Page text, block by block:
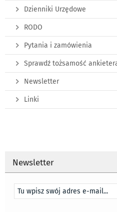
Dzienniki Urzędowe
RODO
Pytania i zamówienia
Sprawdź tożsamość
Newsletter
Linki
Newsletter